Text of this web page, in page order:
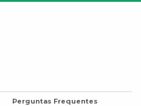
Perguntas Frequentes